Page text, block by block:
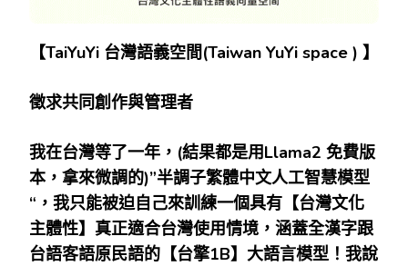
【TaiYuYi 台灣語義空間(Taiwan YuYi space ) 】
徵求共同創作與管理者
我在台灣等了一年， (結果都是用Llama2 免費版
本，拿來微調的)”半調子繁體中文人工智慧模型
“ ，我只能被迫自己來訓練一個具有【台灣文化
主體性】真正適合台灣使用情境，涵蓋全漢字跟
台語客語原民語的【台擎1B】大語言模型！我說